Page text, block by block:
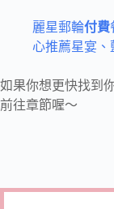
麗星郵輪付費
心推薦星宴
如果你想更快找到
前往章節喔～